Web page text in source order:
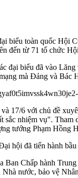
biểu toàn quốc Hội
đến từ 71 tổ chức
đại biểu đã vào
mà Đảng và Bác
17/6 với chủ đề
sắc nhiệm vụ".
tướng Phạm
hội đã tiến hành
Ban Chấp hành
nước, bảo vệ